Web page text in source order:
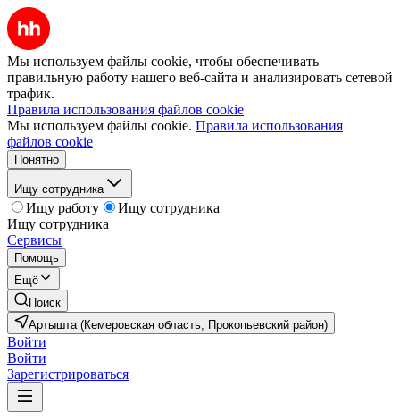
Мы используем файлы cookie, чтобы обеспечивать
правильную работу нашего веб-сайта и анализировать сетевой
трафик.
Правила использования файлов cookie
Мы используем файлы cookie. Правила использования
файлов cookie
Понятно
Ищу сотрудника
Ищу работу
Ищу сотрудника
Ищу сотрудника
Сервисы
Помощь
Ещё
Поиск
Артышта (Кемеровская область, Прокопьевский район)
Войти
Войти
Зарегистрироваться